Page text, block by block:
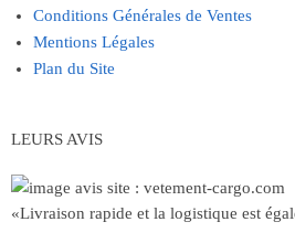
Conditions Générales de Ventes
Mentions Légales
Plan du Site
LEURS AVIS
«Livraison rapide et la logistique est